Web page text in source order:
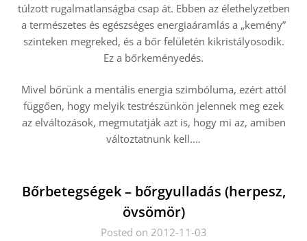
túlzott rugalmatlanságba csap át. Ebben az élethelyzetben
a természetes és egészséges energiaáramlás a „kemény”
szinteken megreked, és a bőr felületén kikristályosodik.
Ez a bőrkeményedés.
Mivel bőrünk a mentális energia szimbóluma, ezért attól
függően, hogy melyik testrészünkön jelennek meg ezek
az elváltozások, megmutatják azt is, hogy mi az, amiben
változtatnunk kell.…
Bőrbetegségek – bőrgyulladás (herpesz,
övsömör)
Posted on 2012-11-03